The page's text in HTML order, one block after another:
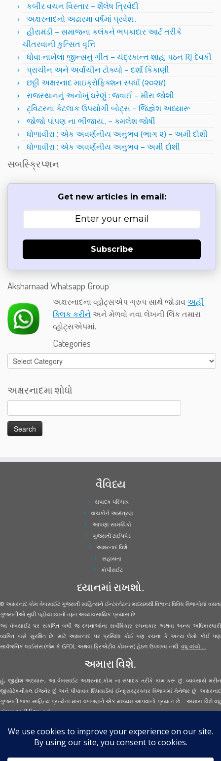
કબીર વચન વિસ્તાર – શૈલેષ ત્રિવેદી
અક્ષરનાદનો અઢારમા વર્ષમાં પ્રવેશ..
હીરામંડી – સમાજના કલંકને ભપકાદાર આર્ટ તરીકે
ચીતરવાની કુત્સિત વૃત્તિ
ધોવા નાખેલા જીન્સનું ગીત – ચંદ્રકાન્ત શાહ; પઠન RJ દેવકી
પ્રાચીન અને અર્વાચીન ટોક્યો – દર્શા કિકાણી
છઠ્ઠી અક્ષરનાદ માઇક્રોફિક્શન સ્પર્ધા (૨૦૨૪)
રાજસ્થાનનું અનોખું ઘરેણું : જવાઈ – મીરા જોશી
ટ્વિટરના કેટલાક ઉપયોગી બોટ્સ – જિજ્ઞેશ અધ્યારૂ
જોજો પાંપણ ના ભીંજાય.. – કમલેશ જોષી
ધોળાવીરા : એક અવર્ણનીય અનુભવ (ભાગ ૨) – અમી દોશી
ધોળાવીરા : એક અવર્ણનીય અનુભવ – અમી દોશી
સબસ્ક્રિપ્શન
Get new articles in email:
Subscribe
Aksharnaad Whatsapp Group
અક્ષરનાદના વ્હોટ્સએપ ગ્રુપ સાથે જોડાવઅહીં
ક્લિક કરીને અને મેળવો નવા લેખની લિંક તમારા
વ્હોટ્સએપમાં.
Categories
Categories
અક્ષરનાદમા શોધો
વૈવિધ્ય
સંપાદક પરિચય
વાચકોને આમંત્રણ
આપણા સામયિકો
ગુજરાતી ટાઈપપેડ
અક્ષરનાદ વિશે
સહાયતા
કોપીરાઈટ
ધ્યાનમાં રાખશો..
© અક્ષરનાદ.કોમ વેબસાઈટ ગુજરાતી સાહિત્યને ઈન્ટરનેટના માધ્યમથી વિશ્વના વિવિધ વિભાગોમાં વસતા
ગુજરાતીઓ સુધી પહોંચાડવાનો તદ્દન અવ્યાવસાયિક પ્રયાસ છે.
આ વેબસાઈટ પર સંકલિત બધી જ રચનાઓના સર્વાધિકાર રચનાકાર અથવા અન્ય અધિકારધારી
વ્યક્તિ પાસે સુરક્ષિત છે. માટે અક્ષરનાદ પર પ્રસિધ્ધ કોઈ પણ રચના કે અન્ય લેખો કોઈ પણ
સાર્વજનિક લાઈસંસ (જેમ કે GFDL અથવા ક્રિએટીવ કોમન્સ) હેઠળ ઉપલબ્ધ નથી. વધુ વાંચો ...
અમારા વિશે..
હું, જીજ્ઞેશ અધ્યારૂ, આ વેબસાઈટ અક્ષરનાદ.કોમ ના સંપાદક તરીકે કામ કરૂં છું. વ્યવસાયે મરીન
જીયોટેકનીકલ ઈજનેર છું અને પીપાવાવ શિપયાર્ડમાં ઈન્ફ્રાસ્ટ્રક્ચર વિભાગમાં મેનેજર છું. અક્ષરનાદ
ગુજરાતી ભાષા સાહિત્ય પ્રત્યેના મારા વળગણને એક માધ્યમ આપવાનો પ્રયત્ન છે... અમારા વિશે વધુ
વાંચવાઅહીં ક્લિક કરો...
Secured Site Assurance